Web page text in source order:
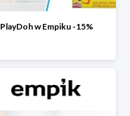
PlayDoh w Empiku -15%